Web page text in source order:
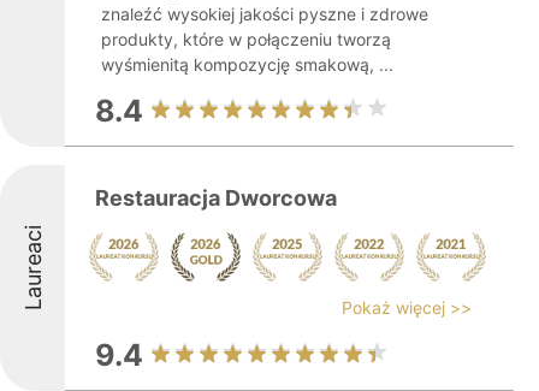
znaleźć wysokiej jakości pyszne i zdrowe
produkty, które w połączeniu tworzą
wyśmienitą kompozycję smakową, ...
8.4
Laureaci
Restauracja Dworcowa
Pokaż więcej >>
9.4